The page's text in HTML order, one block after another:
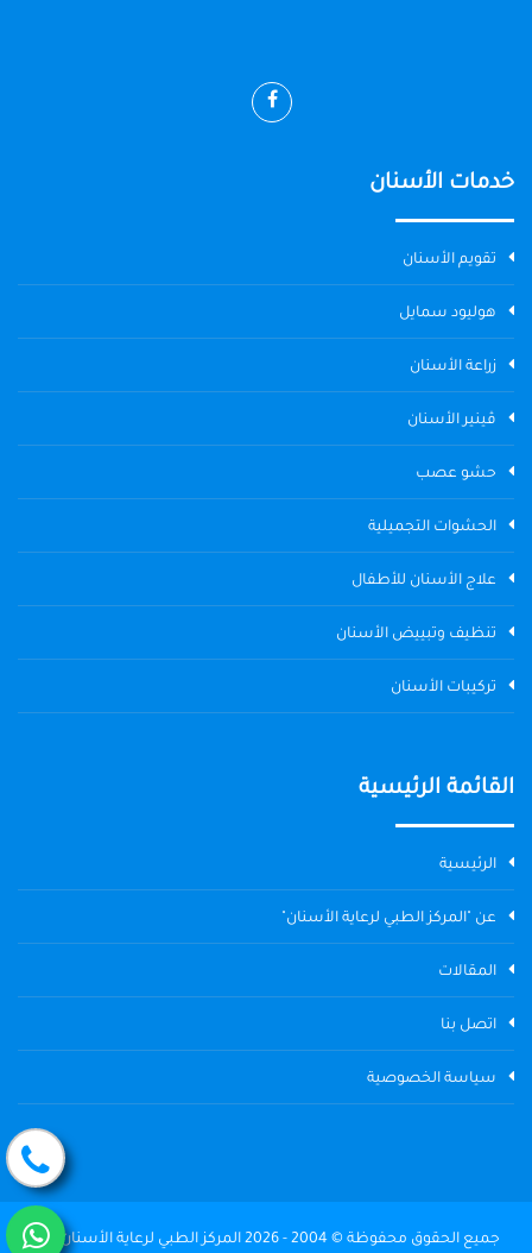
خدمات الأسنان
تقويم الأسنان
هوليود سمايل
زراعة الأسنان
ڤينير الأسنان
حشو عصب
الحشوات التجميلية
علاج الأسنان للأطفال
تنظيف وتبييض الأسنان
تركيبات الأسنان
القائمة الرئيسية
الرئيسية
عن "المركز الطبي لرعاية الأسنان"
المقالات
اتصل بنا
سياسة الخصوصية
جميع الحقوق محفوظة © 2004 - 2026 المركز الطبي لرعاية الأسنان The